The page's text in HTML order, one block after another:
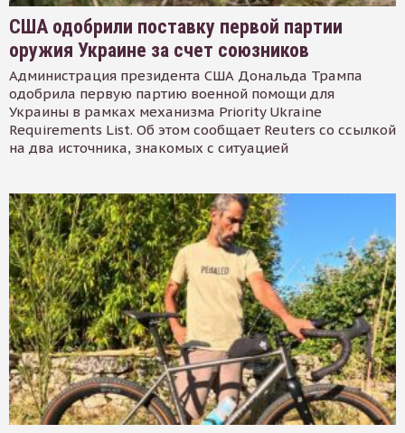
США одобрили поставку первой партии
оружия Украине за счет союзников
Администрация президента США Дональда Трампа
одобрила первую партию военной помощи для
Украины в рамках механизма Priority Ukraine
Requirements List. Об этом сообщает Reuters со ссылкой
на два источника, знакомых с ситуацией